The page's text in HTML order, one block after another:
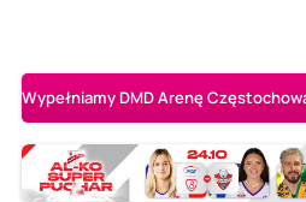
Wypełniamy DMD Arenę